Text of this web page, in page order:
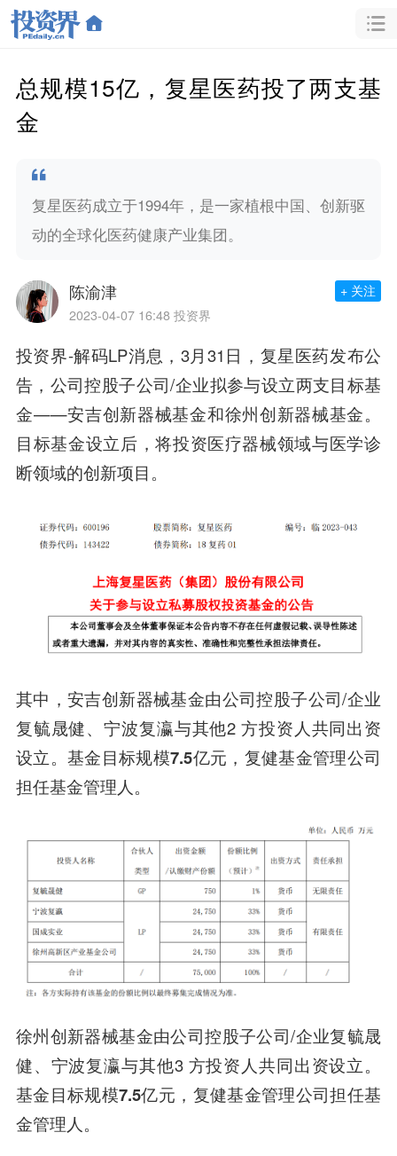
总规模15亿，复星医药投了两支基
金
复星医药成立于1994年，是一家植根中国、创新驱
动的全球化医药健康产业集团。
陈渝津
2023-04-07 16:48 投资界
+ 关注
投资界-解码LP消息，3月31日，复星医药发布公
告，公司控股子公司/企业拟参与设立两支目标基
金——安吉创新器械基金和徐州创新器械基金。
目标基金设立后，将投资医疗器械领域与医学诊
断领域的创新项目。
其中，安吉创新器械基金由公司控股子公司/企业
复毓晟健、宁波复瀛与其他2 方投资人共同出资
设立。基金目标规模7.5亿元 ，复健基金管理公司
担任基金管理人。
徐州创新器械基金由公司控股子公司/企业复毓晟
健、宁波复瀛与其他3 方投资人共同出资设立。
基金目标规模7.5亿元 ，复健基金管理公司担任基
金管理人。